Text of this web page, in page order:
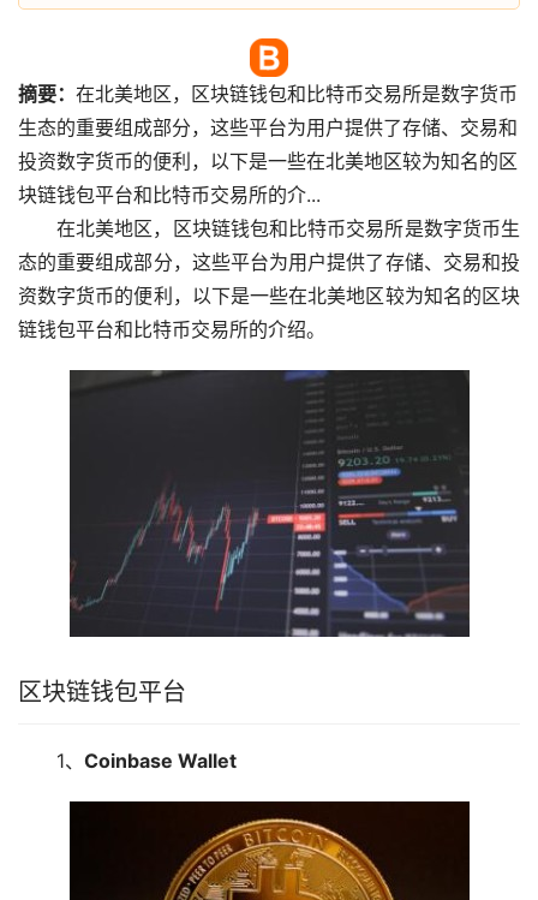
摘要： 在北美地区， 区块链钱包和比特币交易所是数字货币
生态的重要组成部分，这些平台为用户提供了存储、交易和
投资数字货币的便利，以下是一些在北美地区较为知名的区
块链钱包平台和比特币交易所的介...
在北美地区，区块链钱包和比特币交易所是数字货币生
态的重要组成部分，这些平台为用户提供了存储、交易和投
资数字货币的便利，以下是一些在北美地区较为知名的区块
链钱包平台和比特币交易所的介绍。
区块链钱包平台
1、 Coinbase Wallet